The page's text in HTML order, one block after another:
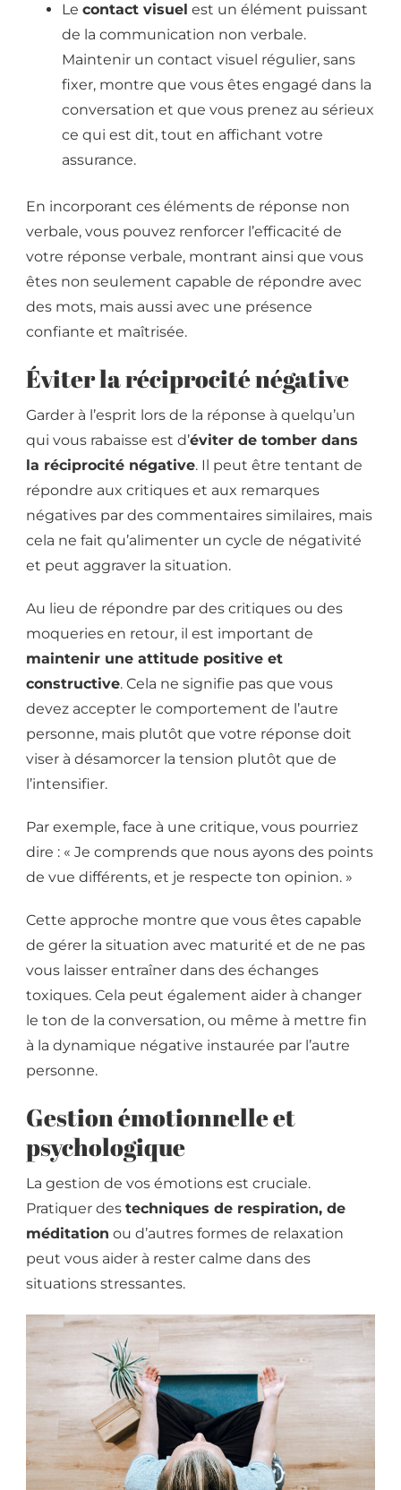
Le contact visuel est un élément puissant
de la communication non verbale.
Maintenir un contact visuel régulier, sans
fixer, montre que vous êtes engagé dans la
conversation et que vous prenez au sérieux
ce qui est dit, tout en affichant votre
assurance.
En incorporant ces éléments de réponse non
verbale, vous pouvez renforcer l’efficacité de
votre réponse verbale, montrant ainsi que vous
êtes non seulement capable de répondre avec
des mots, mais aussi avec une présence
confiante et maîtrisée.
Éviter la réciprocité négative
Garder à l’esprit lors de la réponse à quelqu’un
qui vous rabaisse est d’éviter de tomber dans
la réciprocité négative. Il peut être tentant de
répondre aux critiques et aux remarques
négatives par des commentaires similaires, mais
cela ne fait qu’alimenter un cycle de négativité
et peut aggraver la situation.
Au lieu de répondre par des critiques ou des
moqueries en retour, il est important de
maintenir une attitude positive et
constructive. Cela ne signifie pas que vous
devez accepter le comportement de l’autre
personne, mais plutôt que votre réponse doit
viser à désamorcer la tension plutôt que de
l’intensifier.
Par exemple, face à une critique, vous pourriez
dire : « Je comprends que nous ayons des points
de vue différents, et je respecte ton opinion. »
Cette approche montre que vous êtes capable
de gérer la situation avec maturité et de ne pas
vous laisser entraîner dans des échanges
toxiques. Cela peut également aider à changer
le ton de la conversation, ou même à mettre fin
à la dynamique négative instaurée par l’autre
personne.
Gestion émotionnelle et
psychologique
La gestion de vos émotions est cruciale.
Pratiquer des techniques de respiration, de
méditation ou d’autres formes de relaxation
peut vous aider à rester calme dans des
situations stressantes.